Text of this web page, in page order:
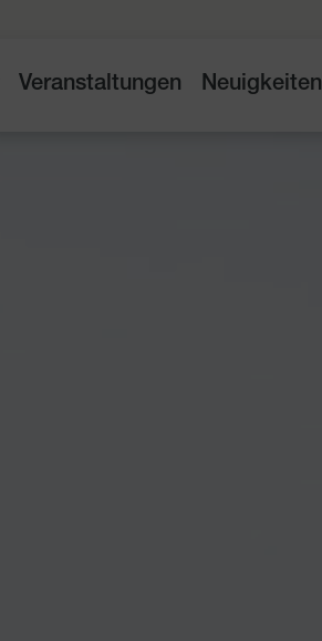
Veranstaltungen Neuigkeiten